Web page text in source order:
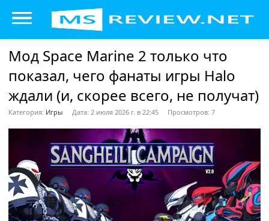
Мод Space Marine 2 только что
показал, чего фанаты игры Halo
ждали (и, скорее всего, не получат)
Категория: Игры Дата: 2 июля 2026 г. в 22:45 Просмотров: 7